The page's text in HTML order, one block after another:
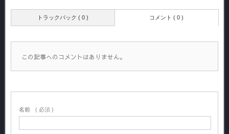
トラックバック ( 0 ) コメント ( 0 )
この記事へのコメントはありません。
名前 ( 必須 )